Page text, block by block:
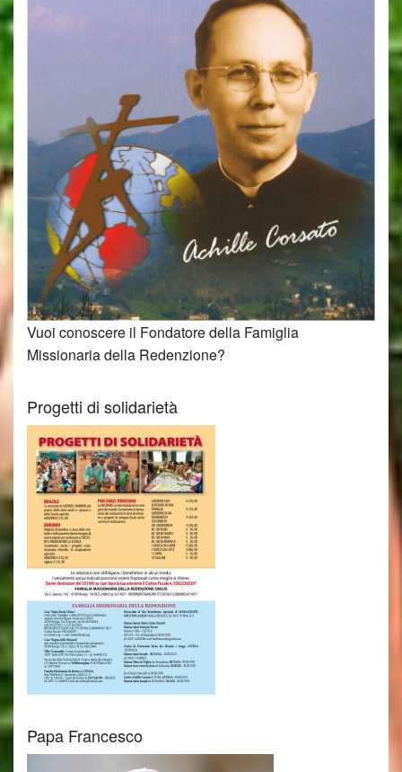
Vuoi conoscere il Fondatore della Famiglia
Missionaria della Redenzione?
Progetti di solidarietà
Papa Francesco